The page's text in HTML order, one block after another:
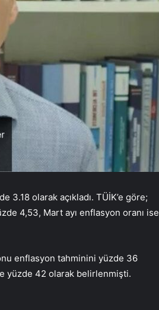
3.18 olarak açıkladı. TÜİK’e göre;
4,53, Mart ayı enflasyon oranı ise
enflasyon tahminini yüzde 36
yüzde 42 olarak belirlenmişti.